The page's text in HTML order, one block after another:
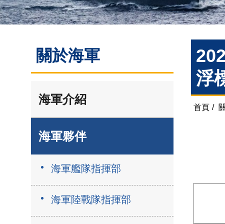
關於海軍
海軍介紹
海軍夥伴
海軍艦隊指揮部
海軍陸戰隊指揮部
浮
首頁 /